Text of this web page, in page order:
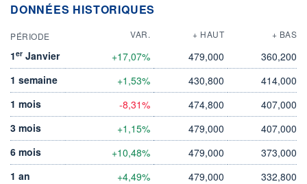
DONNÉES HISTORIQUES
PÉRIODE VAR. + HAUT + BAS
1er Janvier +17,07% 479,000
360,200
1 semaine
+1,53% 430,800
414,000
1 mois
-8,31% 474,800
407,000
3 mois
+1,15% 479,000
407,000
6 mois
+10,48% 479,000
373,000
1 an
+4,49% 479,000
332,800